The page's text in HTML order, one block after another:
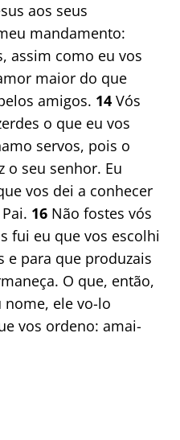
aos seus
mandamento:
assim como eu vos
maior do que
amigos. 14 Vós
o que eu vos
servos, pois o
o seu senhor. Eu
vos dei a conhecer
16 Não fostes vós
fui eu que vos escolhi
e para que produzais
O que, então,
nome, ele vo-lo
vos ordeno: amai-